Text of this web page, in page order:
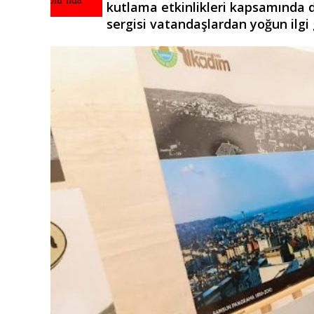
kutlama etkinlikleri kapsamında
sergisi vatandaşlardan yoğun ilgi